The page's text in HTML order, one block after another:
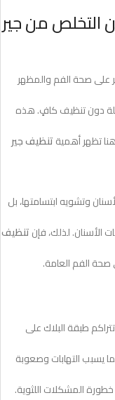
التخلص من جير
على صحة الفم والمظهر
دون تنظيف كافٍ. هذه
تظهر أهميةتنظيف جير
وتشويه ابتسامتها، بل
الأسنان. لذلك، فإنتنظيف
صحة الفم العامة.
طبقة البلاك على
يسبب التهابات وصعوبة
المشكلات اللثوية.